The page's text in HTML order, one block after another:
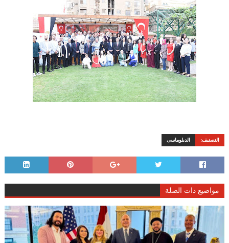
التصنيف: الدبلوماسى
مواضيع ذات الصلة